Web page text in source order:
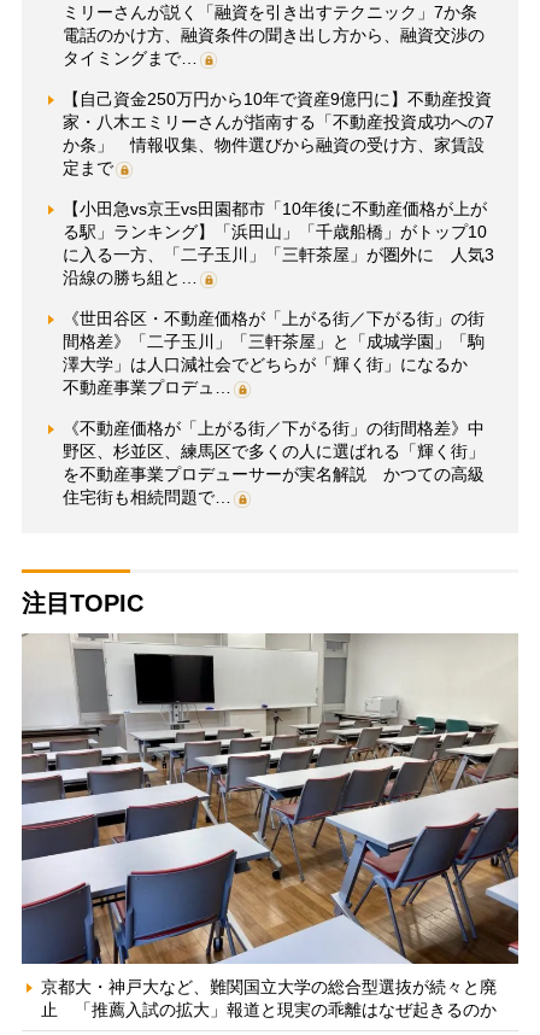
ミリーさんが説く「融資を引き出すテクニック」7か条
電話のかけ方、融資条件の聞き出し方から、融資交渉の
タイミングまで…
【自己資金250万円から10年で資産9億円に】不動産投資
家・八木エミリーさんが指南する「不動産投資成功への7
か条」 情報収集、物件選びから融資の受け方、家賃設
定まで
【小田急vs京王vs田園都市「10年後に不動産価格が上が
る駅」ランキング】「浜田山」「千歳船橋」がトップ10
に入る一方、「二子玉川」「三軒茶屋」が圏外に 人気3
沿線の勝ち組と…
《世田谷区・不動産価格が「上がる街／下がる街」の街
間格差》「二子玉川」「三軒茶屋」と「成城学園」「駒
澤大学」は人口減社会でどちらが「輝く街」になるか
不動産事業プロデュ…
《不動産価格が「上がる街／下がる街」の街間格差》中
野区、杉並区、練馬区で多くの人に選ばれる「輝く街」
を不動産事業プロデューサーが実名解説 かつての高級
住宅街も相続問題で…
注目TOPIC
京都大・神戸大など、難関国立大学の総合型選抜が続々と廃
止 「推薦入試の拡大」報道と現実の乖離はなぜ起きるのか